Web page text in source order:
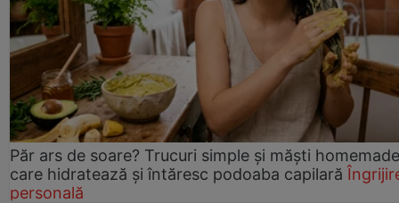
Păr ars de soare? Trucuri simple și măști homemade
care hidratează și întăresc podoaba capilară
personală